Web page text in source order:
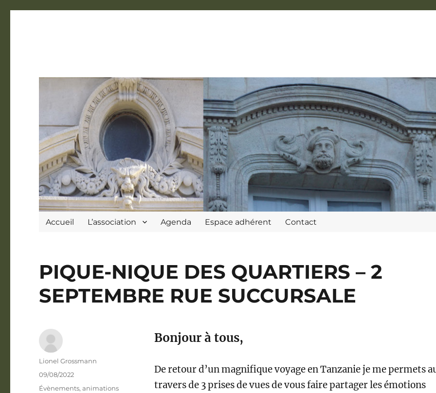
Accueil L’association Agenda Espace adhérent Contact
PIQUE-NIQUE DES QUARTIERS – 2
SEPTEMBRE RUE SUCCURSALE
Bonjour à tous,
De retour d’un magnifique voyage en Tanzanie je me permets
travers de 3 prises de vues de vous faire partager les émotions
Auteur
Lionel Grossmann
Publié
le
09/08/2022
Catégories
Évènements, animations